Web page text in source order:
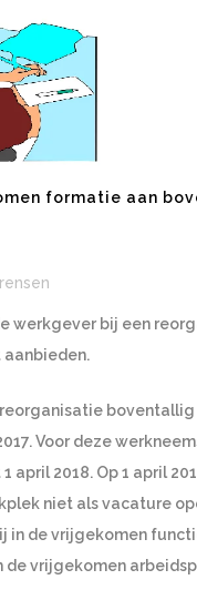
formatie aan
werkgever bij een
boventallig
Voor deze
2018. Op 1 april
niet als vacature
in de vrijgekomen
vrijgekomen